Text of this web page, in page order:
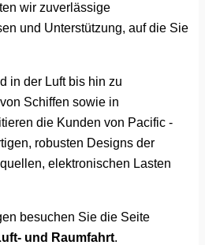
wir zuverlässige
und Unterstützung, auf die Sie
in der Luft bis hin zu
Schiffen sowie in
die Kunden von Pacific -
robusten Designs der
elektronischen Lasten
besuchen Sie die Seite
und Raumfahrt.